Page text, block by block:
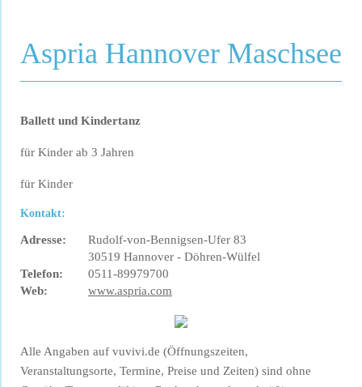
Aspria Hannover Maschsee
Ballett und Kindertanz
für Kinder ab 3 Jahren
für Kinder
Kontakt:
Adresse:
Rudolf-von-Bennigsen-Ufer 83
30519 Hannover - Döhren-Wülfel
Telefon:
0511-89979700
Web:
www.aspria.com
Alle Angaben auf vuvivi.de (Öffnungszeiten,
Veranstaltungsorte, Termine, Preise und Zeiten) sind ohne